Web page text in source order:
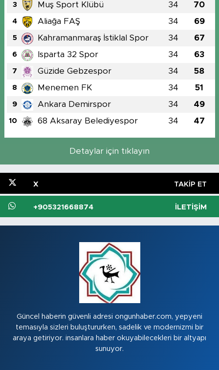
3 Muş Sport Klübü 34 70
4 Aliağa FAŞ 34 69
5 Kahramanmaraş İstiklal Spor 34 67
6 Isparta 32 Spor 34 63
7 Güzide Gebzespor 34 58
8 Menemen FK 34 51
9 Ankara Demirspor 34 49
10 68 Aksaray Belediyespor 34 47
Detaylar için tıklayın
X TAKIP ET
+905321668874 İLETIŞIM
Güncel haberin güvenli adresi ongunhaber.com, yepyeni
temasıyla sizleri buluştururken, sadelik ve modernizmi bir
araya getiriyor. insanlara haber okuyabilecekleri bir altyapı
sunuyor.